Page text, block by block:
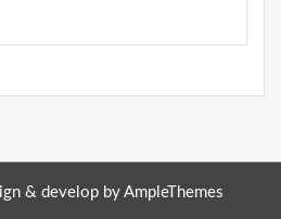
& develop by AmpleThemes